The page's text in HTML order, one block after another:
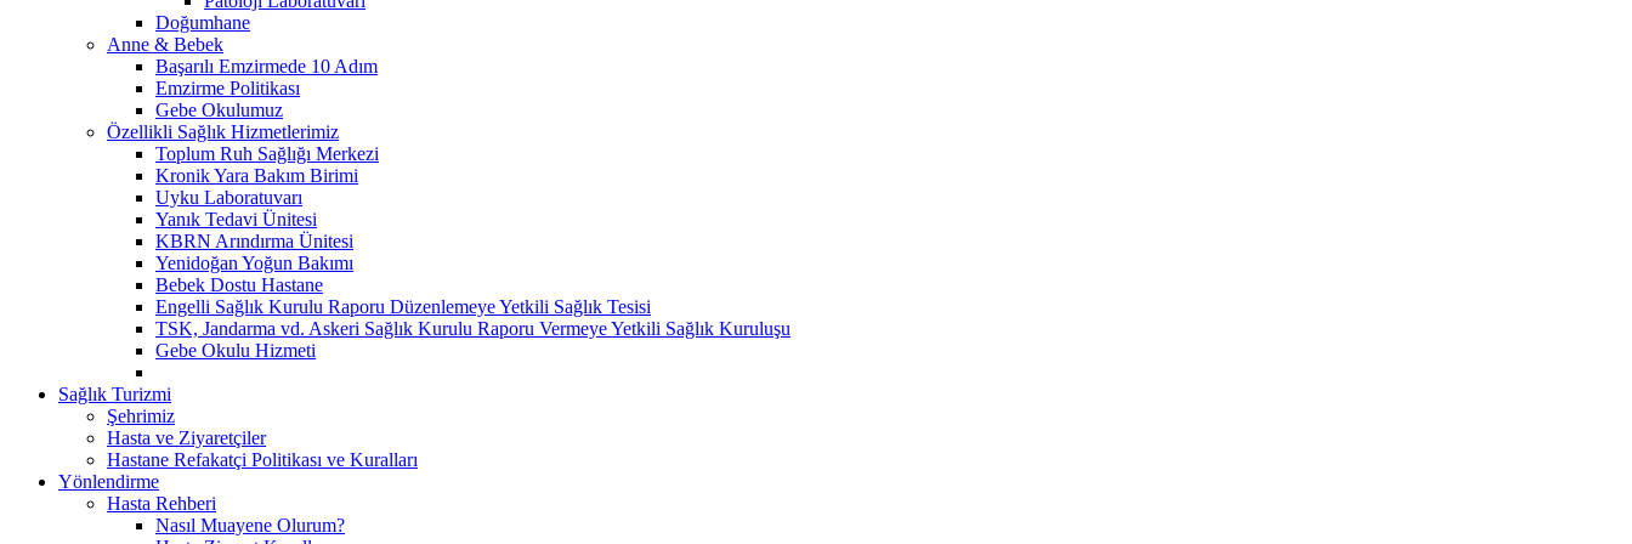
Doğumhane
Anne & Bebek
Başarılı Emzirmede 10 Adım
Emzirme Politikası
Gebe Okulumuz
Özellikli Sağlık Hizmetlerimiz
Toplum Ruh Sağlığı Merkezi
Kronik Yara Bakım Birimi
Uyku Laboratuvarı
Yanık Tedavi Ünitesi
KBRN Arındırma Ünitesi
Yenidoğan Yoğun Bakımı
Bebek Dostu Hastane
Engelli Sağlık Kurulu Raporu Düzenlemeye Yetkili Sağlık Tesisi
TSK, Jandarma vd. Askeri Sağlık Kurulu Raporu Vermeye Yetkili Sağlık Kuruluşu
Gebe Okulu Hizmeti
Sağlık Turizmi
Şehrimiz
Hasta ve Ziyaretçiler
Hastane Refakatçi Politikası ve Kuralları
Yönlendirme
Hasta Rehberi
Nasıl Muayene Olurum?